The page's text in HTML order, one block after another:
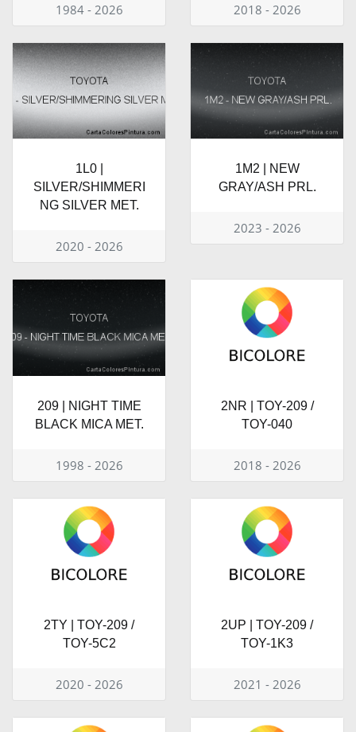
1984 - 2026 2018 - 2026
1L0 |
SILVER/SHIMMERI
NG SILVER MET.
2020 - 2026
1M2 | NEW
GRAY/ASH PRL.
2023 - 2026
209 | NIGHT TIME
BLACK MICA MET.
1998 - 2026
2NR | TOY-209 /
TOY-040
2018 - 2026
2TY | TOY-209 /
TOY-5C2
2020 - 2026
2UP | TOY-209 /
TOY-1K3
2021 - 2026